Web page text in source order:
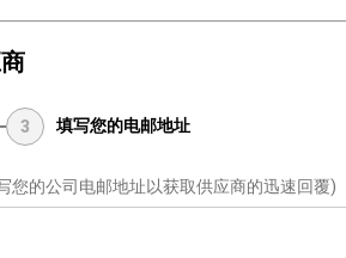
3 填写您的电邮地址
您的公司电邮地址以获取供应商的迅速回覆)